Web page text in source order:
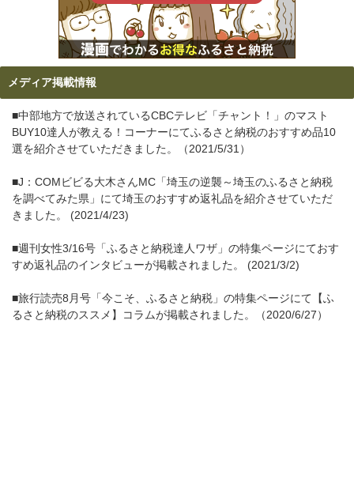
メディア掲載情報
■中部地方で放送されているCBCテレビ「チャント！」のマスト
BUY10達人が教える！コーナーにてふるさと納税のおすすめ品10
選を紹介させていただきました。（2021/5/31）
■J：COMビビる大木さんMC「埼玉の逆襲～埼玉のふるさと納税
を調べてみた県」にて埼玉のおすすめ返礼品を紹介させていただ
きました。 (2021/4/23)
■週刊女性3/16号「ふるさと納税達人ワザ」の特集ページにておす
すめ返礼品のインタビューが掲載されました。 (2021/3/2)
■旅行読売8月号「今こそ、ふるさと納税」の特集ページにて【ふ
るさと納税のススメ】コラムが掲載されました。（2020/6/27）